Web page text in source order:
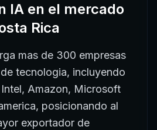
IA en el mercado
Rica
mas de 300 empresas
tecnologia, incluyendo
Amazon, Microsoft
posicionando al
exportador de